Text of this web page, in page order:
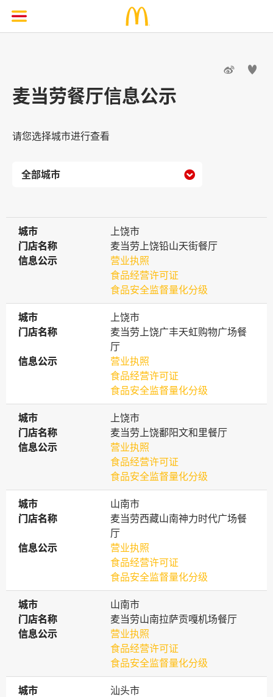
 
麦当劳餐厅信息公示
请您选择城市进行查看

城市
城市
上饶市
门店名称
门店名称
麦当劳上饶铅山天街餐厅
信息公示
信息公示
营业执照
食品经营许可证
食品安全监督量化分级
城市
城市
上饶市
门店名称
门店名称
麦当劳上饶广丰天虹购物广场餐
厅
信息公示
信息公示
营业执照
食品经营许可证
食品安全监督量化分级
城市
城市
上饶市
门店名称
门店名称
麦当劳上饶鄱阳文和里餐厅
信息公示
信息公示
营业执照
食品经营许可证
食品安全监督量化分级
城市
城市
山南市
门店名称
门店名称
麦当劳西藏山南神力时代广场餐
厅
信息公示
信息公示
营业执照
食品经营许可证
食品安全监督量化分级
城市
城市
山南市
门店名称
门店名称
麦当劳山南拉萨贡嘎机场餐厅
信息公示
信息公示
营业执照
食品经营许可证
食品安全监督量化分级
城市
城市
汕头市